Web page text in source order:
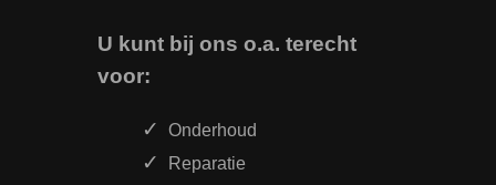
U kunt bij ons o.a. terecht
voor:
Onderhoud
Reparatie